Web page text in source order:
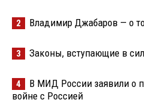
2 Владимир Джабаров — о
3 Законы, вступающие в
4
В МИД России заявили о
войне с Россией